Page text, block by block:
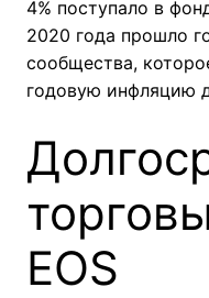
4% поступало в
2020 года прошло
сообщества,
годовую инфляцию
EOS